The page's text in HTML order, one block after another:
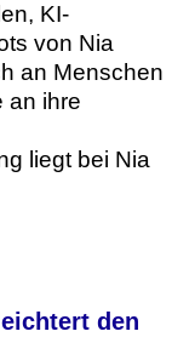
KI-
von Nia
an Menschen
an ihre
liegt bei Nia
den